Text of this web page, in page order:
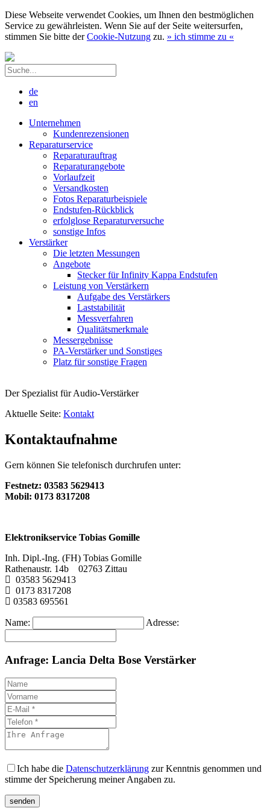
Diese Webseite verwendet Cookies, um Ihnen den bestmöglichen
Service zu gewährleisten. Wenn Sie auf der Seite weitersurfen,
stimmen Sie bitte derCookie-Nutzung zu. » ich stimme zu «
de
en
Unternehmen
Kundenrezensionen
Reparaturservice
Reparaturauftrag
Reparaturangebote
Vorlaufzeit
Versandkosten
Fotos Reparaturbeispiele
Endstufen-Rückblick
erfolglose Reparaturversuche
sonstige Infos
Verstärker
Die letzten Messungen
Angebote
Stecker für Infinity Kappa Endstufen
Leistung von Verstärkern
Aufgabe des Verstärkers
Laststabilität
Messverfahren
Qualitätsmerkmale
Messergebnisse
PA-Verstärker und Sonstiges
Platz für sonstige Fragen
Der Spezialist für Audio-Verstärker
Aktuelle Seite: Kontakt
Kontaktaufnahme
Gern können Sie telefonisch durchrufen unter:
Festnetz: 03583 5629413
Mobil: 0173 8317208
Elektronikservice Tobias Gomille
Inh. Dipl.-Ing. (FH) Tobias Gomille
Rathenaustr. 14b 02763 Zittau
03583 5629413
0173 8317208
03583 695561
Name: Adresse:
Anfrage: Lancia Delta Bose Verstärker
Ich habe die Datenschutzerklärung zur Kenntnis genommen und
stimme der Speicherung meiner Angaben zu.